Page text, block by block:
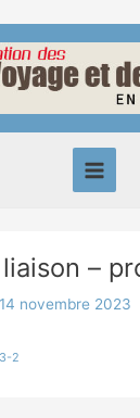
Main
Menu
–
14 novembre 2023
2